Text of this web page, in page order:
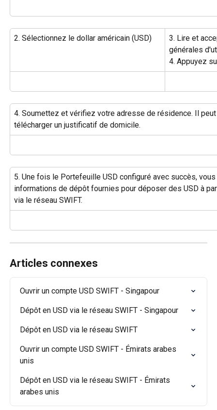
2. Sélectionnez le dollar américain (USD)
3. Lire et
générales
4. Appuyez
4. Soumettez et vérifiez votre adresse de résidence. Il
télécharger un justificatif de domicile.
5. Une fois le Portefeuille USD configuré avec succès,
informations de dépôt fournies pour déposer des USD à
via le réseau SWIFT.
Articles connexes
Ouvrir un compte USD SWIFT - Singapour
Dépôt en USD via le réseau SWIFT - Singapour
Dépôt en USD via le réseau SWIFT
Ouvrir un compte USD SWIFT - Émirats arabes
unis
Dépôt en USD via le réseau SWIFT - Émirats
arabes unis